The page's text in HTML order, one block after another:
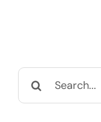
Search
for: